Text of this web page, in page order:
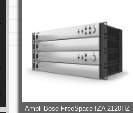
Ampli Bose FreeSpace IZA 2120HZ